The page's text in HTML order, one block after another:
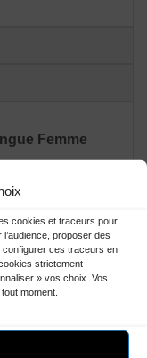
cookies et traceurs pour
proposer des
ces traceurs en
strictement
» vos choix. Vos
moment.
Femme